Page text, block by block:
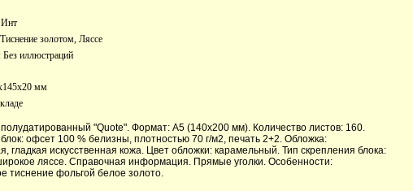
золотом, Ляссе
иллюстраций
мм
"Quote". Формат: А5 (140х200 мм). Количество листов: 160.
офсет 100 % белизны, плотностью 70 г/м2, печать 2+2. Обложка:
гладкая искусственная кожа. Цвет обложки: карамельный. Тип скрепления блока:
ляссе. Справочная информация. Прямые уголки. Особенности:
тиснение фольгой белое золото.